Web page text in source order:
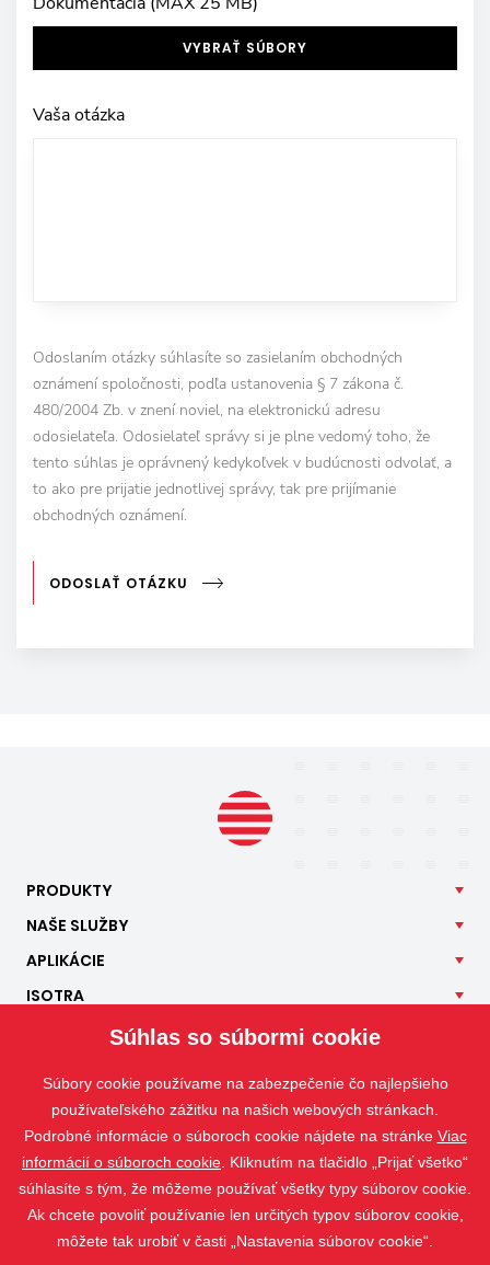
VYBRAŤ SÚBORY
Vaša otázka
Odoslaním otázky súhlasíte so zasielaním obchodných
oznámení spoločnosti, podľa ustanovenia § 7 zákona č.
480/2004 Zb. v znení noviel, na elektronickú adresu
odosielateľa. Odosielateľ správy si je plne vedomý toho, že
tento súhlas je oprávnený kedykoľvek v budúcnosti odvolať, a
to ako pre prijatie jednotlivej správy, tak pre prijímanie
obchodných oznámení.
ODOSLAŤ OTÁZKU
PRODUKTY
NAŠE SLUŽBY
APLIKÁCIE
ISOTRA
Súhlas so súbormi cookie
Súbory cookie používame na zabezpečenie čo najlepšieho
používateľského zážitku na našich webových stránkach.
Podrobné informácie o súboroch cookie nájdete na stránke Viac
informácií o súboroch cookie . Kliknutím na tlačidlo „Prijať všetko“
súhlasíte s tým, že môžeme používať všetky typy súborov cookie.
Ak chcete povoliť používanie len určitých typov súborov cookie,
môžete tak urobiť v časti „Nastavenia súborov cookie“.